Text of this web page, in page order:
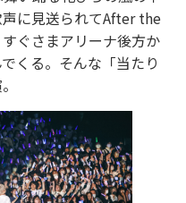
に見送られてAfter the
ぐさまアリーナ後方か
くる。そんな「当たり